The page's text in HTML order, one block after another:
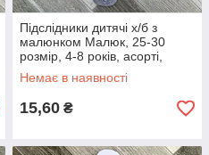
Підслідники дитячі х/б з
малюнком Малюк, 25-30
розмір, 4-8 років, асорті,
З-508-3
Немає в наявності
15,60 ₴